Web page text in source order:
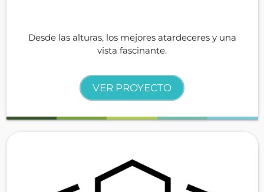
Desde las alturas, los mejores atardeceres y una
vista fascinante.
VER PROYECTO